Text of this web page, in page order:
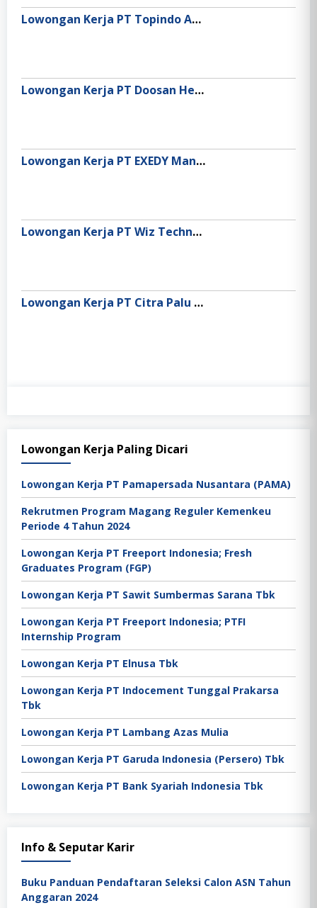
Lowongan Kerja PT Topindo Atlas Asia (Oli Top 1)
Lowongan Kerja PT Doosan Heavy Industries Indonesia
Lowongan Kerja PT EXEDY Manufacturing Indonesia
Lowongan Kerja PT Wiz Technology Indonesia (WIZ.AI)
Lowongan Kerja PT Citra Palu Minerals
Lowongan Kerja Paling Dicari
Lowongan Kerja PT Pamapersada Nusantara (PAMA)
Rekrutmen Program Magang Reguler Kemenkeu
Periode 4 Tahun 2024
Lowongan Kerja PT Freeport Indonesia; Fresh
Graduates Program (FGP)
Lowongan Kerja PT Sawit Sumbermas Sarana Tbk
Lowongan Kerja PT Freeport Indonesia; PTFI
Internship Program
Lowongan Kerja PT Elnusa Tbk
Lowongan Kerja PT Indocement Tunggal Prakarsa
Tbk
Lowongan Kerja PT Lambang Azas Mulia
Lowongan Kerja PT Garuda Indonesia (Persero) Tbk
Lowongan Kerja PT Bank Syariah Indonesia Tbk
Info & Seputar Karir
Buku Panduan Pendaftaran Seleksi Calon ASN Tahun
Anggaran 2024